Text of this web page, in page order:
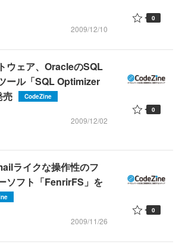
2009/12/10
0
ウェア、OracleのSQL
ール「SQL Optimizer
売
CodeZine
2009/12/02
0
ライクな操作性のフ
ソフト「FenrirFS」を
2009/11/26
0